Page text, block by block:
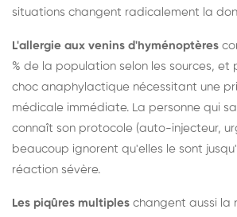
situations changent radicalement la
L'allergie aux venins d'hyménoptères
% de la population selon les sources, et
choc anaphylactique nécessitant une
médicale immédiate. La personne qui
connaît son protocole (auto-injecteur,
beaucoup ignorent qu'elles le sont
réaction sévère.
Les piqûres multiples changent aussi la